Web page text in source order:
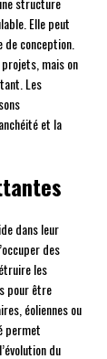
Elle peut
de conception.
mais on
Les
et la
dans leur
des
les
pour être
éoliennes ou
permet
du